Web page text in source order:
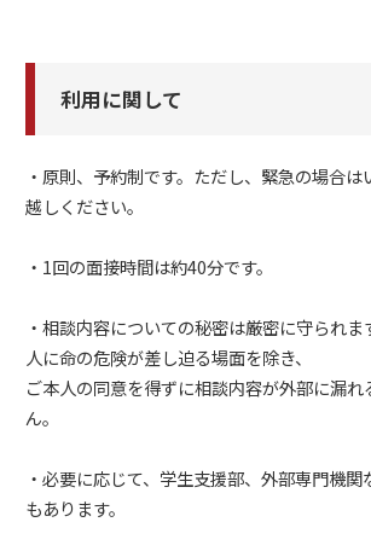
利用に関して
・原則、予約制です。ただし、緊急の場合
越しください。
・1回の面接時間は約40分です。
・相談内容についての秘密は厳密に守られ
人に命の危険が差し迫る場面を除き、
ご本人の同意を得ずに相談内容が外部に漏
ん。
・必要に応じて、学生支援部、外部専門機関
もあります。